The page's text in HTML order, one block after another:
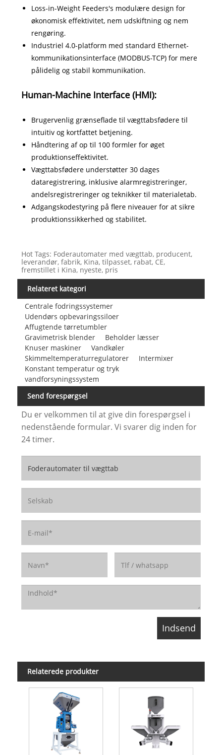
Loss-in-Weight Feeders's modulære design for
økonomisk effektivitet, nem udskiftning og nem
rengøring.
Industriel 4.0-platform med standard Ethernet-
kommunikationsinterface (MODBUS-TCP) for mere
pålidelig og stabil kommunikation.
Human-Machine Interface (HMI):
Brugervenlig grænseflade til vægttabsfødere til
intuitiv og kortfattet betjening.
Håndtering af op til 100 formler for øget
produktionseffektivitet.
Vægttabsfødere understøtter 30 dages
dataregistrering, inklusive alarmregistreringer,
andelsregistreringer og teknikker til materialetab.
Adgangskodestyring på flere niveauer for at sikre
produktionssikkerhed og stabilitet.
Hot Tags: Foderautomater med vægttab, producent,
leverandør, fabrik, Kina, tilpasset, rabat, CE,
fremstillet i Kina, nyeste, pris
Relateret kategori
Centrale fodringssystemer
Udendørs opbevaringssiloer
Affugtende tørretumbler
Gravimetrisk blender
Beholder læsser
Knuser maskiner
Vandkøler
Skimmeltemperaturregulatorer
Intermixer
Konstant temperatur og tryk
vandforsyningssystem
Send forespørgsel
Du er velkommen til at give din forespørgsel i
nedenstående formular. Vi svarer dig inden for
24 timer.
Relaterede produkter